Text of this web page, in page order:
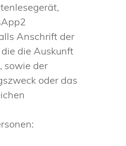
Anschrift der
die Auskunft
sowie der
oder das